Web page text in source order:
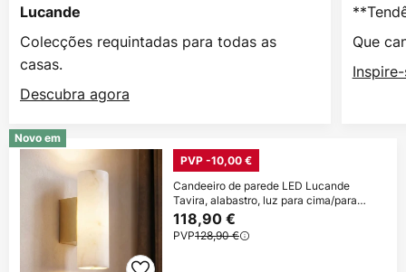
Lucande
Colecções requintadas para todas as
casas.
Descubra agora
Que
Novo em
PVP -10,00 €
Candeeiro de parede LED Lucande
Tavira, alabastro, luz para cima/para
baixo
118,90 €
PVP128,90 €